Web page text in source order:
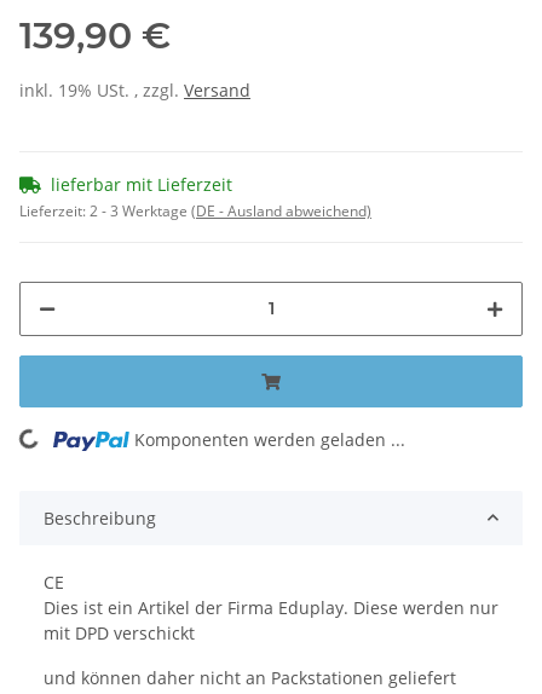
139,90 €
inkl. 19% USt. , zzgl. Versand
lieferbar mit Lieferzeit
Lieferzeit:2 - 3 Werktage (DE - Ausland abweichend)
Loading... Komponenten werden geladen ...
Beschreibung
CE
Dies ist ein Artikel der Firma Eduplay. Diese werden nur
mit DPD verschickt
und können daher nicht an Packstationen geliefert